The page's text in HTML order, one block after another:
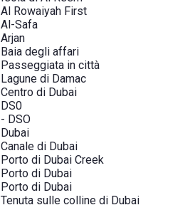
Al Rowaiyah First
Al-Safa
Arjan
Baia degli affari
Passeggiata in città
Lagune di Damac
Centro di Dubai
DS0
- DSO
Dubai
Canale di Dubai
Porto di Dubai Creek
Porto di Dubai
Porto di Dubai
Tenuta sulle colline di Dubai